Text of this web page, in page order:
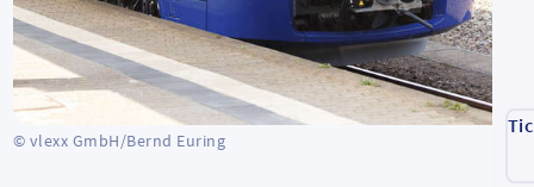
© vlexx GmbH/Bernd Euring